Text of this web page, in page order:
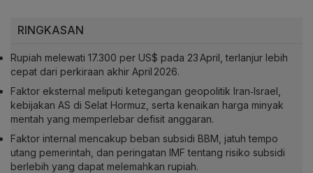
RINGKASAN
Rupiah melewati 17.300 per US$ pada 23 April, terlanjur lebih
cepat dari perkiraan akhir April 2026.
Faktor eksternal meliputi ketegangan geopolitik Iran‑Israel,
kebijakan AS di Selat Hormuz, serta kenaikan harga minyak
mentah yang memperlebar defisit anggaran.
Faktor internal mencakup beban subsidi BBM, jatuh tempo
utang pemerintah, dan peringatan IMF tentang risiko subsidi
berlebih yang dapat melemahkan rupiah.